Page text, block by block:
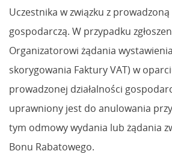
Uczestnika w związku z prowadzoną
gospodarczą. W przypadku
Organizatorowi żądania
skorygowania Faktury VAT) w
prowadzonej działalności
uprawniony jest do anulowania
tym odmowy wydania lub żądania
Bonu Rabatowego.